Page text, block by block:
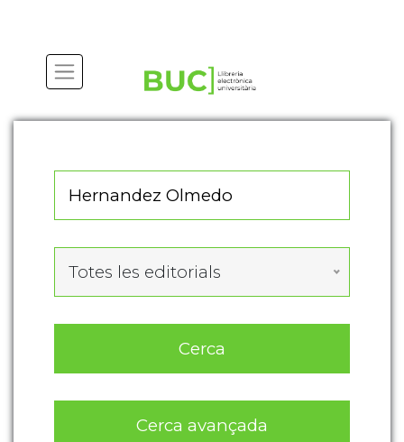
Totes les editorials
Cerca
Cerca avançada